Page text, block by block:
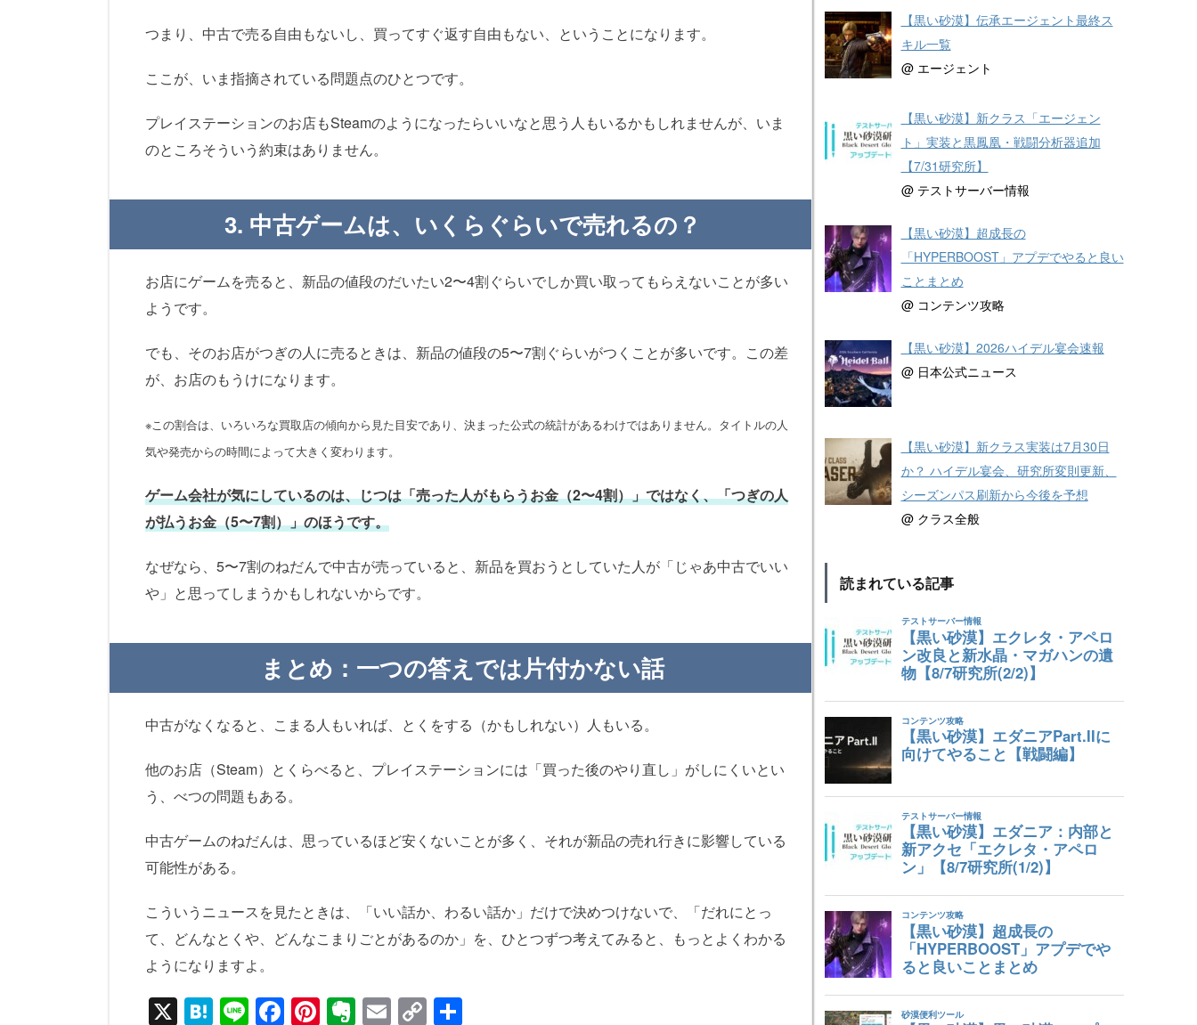
つまり、中古で売る自由もないし、買ってすぐ返す自由もない、ということになります。
ここが、いま指摘されている問題点のひとつです。
プレイステーションのお店もSteamのようになったらいいなと思う人もいるかもしれませんが、いま
のところそういう約束はありません。
3. 中古ゲームは、いくらぐらいで売れるの？
お店にゲームを売ると、新品の値段のだいたい2〜4割ぐらいでしか買い取ってもらえないことが多い
ようです。
でも、そのお店がつぎの人に売るときは、新品の値段の5〜7割ぐらいがつくことが多いです。この差
が、お店のもうけになります。
※この割合は、いろいろな買取店の傾向から見た目安であり、決まった公式の統計があるわけではありません。タイトルの人
気や発売からの時間によって大きく変わります。
ゲーム会社が気にしているのは、じつは「売った人がもらうお金（2〜4割）」ではなく、「つぎの人
が払うお金（5〜7割）」のほうです。
なぜなら、5〜7割のねだんで中古が売っていると、新品を買おうとしていた人が「じゃあ中古でいい
や」と思ってしまうかもしれないからです。
まとめ：一つの答えでは片付かない話
中古がなくなると、こまる人もいれば、とくをする（かもしれない）人もいる。
他のお店（Steam）とくらべると、プレイステーションには「買った後のやり直し」がしにくいとい
う、べつの問題もある。
中古ゲームのねだんは、思っているほど安くないことが多く、それが新品の売れ行きに影響している
可能性がある。
こういうニュースを見たときは、「いい話か、わるい話か」だけで決めつけないで、「だれにとっ
て、どんなとくや、どんなこまりごとがあるのか」を、ひとつずつ考えてみると、もっとよくわかる
ようになりますよ。
X H Li F Pi E E C
【黒い砂漠】伝承エージェント最終ス
キル一覧
@ エージェント
【黒い砂漠】新クラス「エージェン
ト」実装と黒鳳凰・戦闘分析器追加
【7/31研究所】
@ テストサーバー情報
【黒い砂漠】超成長の
「HYPERBOOST」アプデでやると良い
ことまとめ
@ コンテンツ攻略
【黒い砂漠】2026ハイデル宴会速報
@ 日本公式ニュース
【黒い砂漠】新クラス実装は7月30日
か？ ハイデル宴会、研究所変則更新、
シーズンパス刷新から今後を予想
@ クラス全般
読まれている記事